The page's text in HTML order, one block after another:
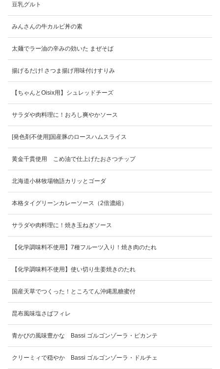
豆乳グルト
みんさんの牛カルビ丼の素
太麺でラー油の辛みの効いた まぜそば
揚げるだけ! さつま揚げ用味付けすりみ
【ちゃんとOisix用】シュレッドチーズ
サラダや肉料理に！おろし爽やかソース
[発色剤不使用]国産豚のロースハムスライス
黄金千貫使用 こめ油で仕上げたおさつチップ
北海道小林牧場物語カリッとゴーダ
本格タイグリーンカレーソース（2倍濃縮）
サラダや肉料理に！焼き玉ねぎソース
【化学調味料不使用】7種フルーツ入り！焼き肉のたれ
【化学調味料不使用】使い切り生姜焼きのたれ
国産天草でつくった！ところてん沖縄黒糖蜜付
昆布風味塩さばフィレ
青かびの風味豊かな Bassi ゴルゴンゾーラ・ピカンテ
クリーミィで穏やか Bassi ゴルゴンゾーラ・ドルチェ